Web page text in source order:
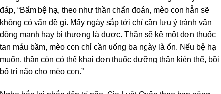
đáp, “Bẩm bệ hạ, theo như thần chẩn đoán, mèo con hẳn sẽ
không có vấn đề gì. Mấy ngày sắp tới chỉ cần lưu ý tránh vận
động mạnh hay bị thương là được. Thần sẽ kê một đơn thuốc
tan máu bầm, mèo con chỉ cần uống ba ngày là ổn. Nếu bệ hạ
muốn, thần còn có thể khai đơn thuốc dưỡng thân kiện thể, bồi
bổ trí não cho mèo con.”